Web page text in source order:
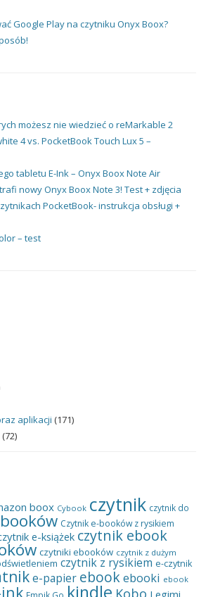
Google Play na czytniku Onyx Boox?
możesz nie wiedzieć o reMarkable 2
4 vs. PocketBook Touch Lux 5 –
tabletu E-Ink – Onyx Boox Note Air
nowy Onyx Boox Note 3! Test + zdjęcia
PocketBook- instrukcja obsługi +
– test
aplikacji (171)
(72)
boox Cybook czytnik czytnik do
Czytnik e-booków z rysikiem
e-książek czytnik ebook
czytniki ebooków czytnik z dużym
czytnik z rysikiem e-czytnik
e-papier ebookebooki ebook
Empik Go kindle Kobo Legimi